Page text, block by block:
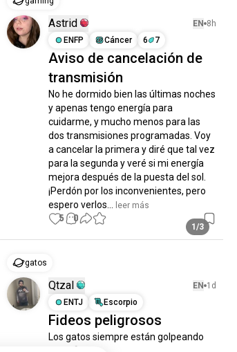
Astrid EN 8h
ENFP
Cáncer 6 7
Aviso de cancelación de
transmisión
No he dormido bien las últimas noches
y apenas tengo energía para
cuidarme, y mucho menos para las
dos transmisiones programadas. Voy
a cancelar la primera y diré que tal vez
para la segunda y veré si mi energía
mejora después de la puesta del sol.
¡Perdón por los inconvenientes, pero
espero verlos...
leer más
1/3
5 0
gatos
Qtzal EN 1d
ENTJ
Escorpio
Fideos peligrosos
Los gatos siempre están golpeando